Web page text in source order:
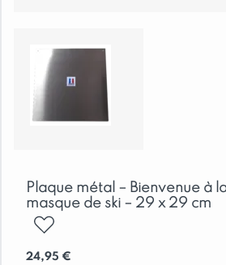
Plaque métal – Bienvenue à
masque de ski – 29 x 29 cm
ajouter
24,95 €